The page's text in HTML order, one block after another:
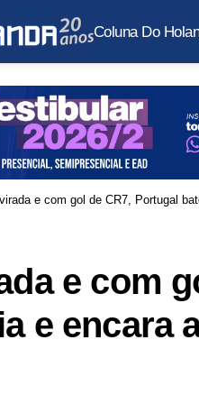
Coluna Do
e com gol de CR7, Portugal
e com
e encara